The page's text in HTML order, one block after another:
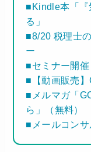
■Kindle本「『
る」
■8/20 税理士
ー
■セミナー開
■【動画販売
■メルマガ「
ら」（無料）
■メールコン